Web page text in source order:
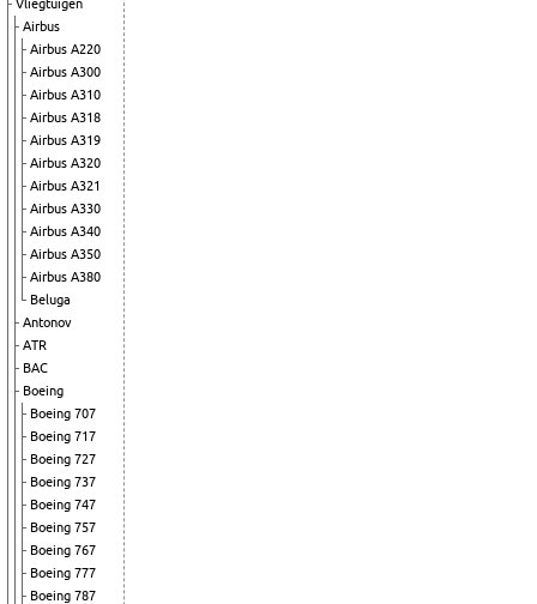
Vliegtuigen
Airbus
Airbus A220
Airbus A300
Airbus A310
Airbus A318
Airbus A319
Airbus A320
Airbus A321
Airbus A330
Airbus A340
Airbus A350
Airbus A380
Beluga
Antonov
ATR
BAC
Boeing
Boeing 707
Boeing 717
Boeing 727
Boeing 737
Boeing 747
Boeing 757
Boeing 767
Boeing 777
Boeing 787